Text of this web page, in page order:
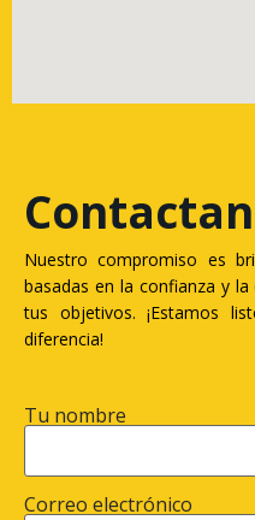
Nuestro compromiso es
basadas en la confianza y
tus objetivos. ¡Estamos
diferencia!
Tu nombre
Correo electrónico